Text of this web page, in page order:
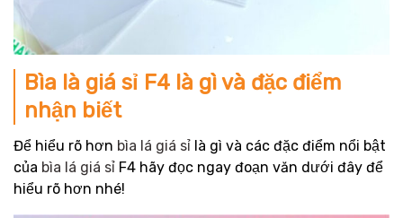
Bìa là giá sỉ F4 là gì và đặc điểm
nhận biết
Để hiểu rõ hơn bìa lá giá sỉ là gì và các đặc điểm nổi bật
của bìa lá giá sỉ F4 hãy đọc ngay đoạn văn dưới đây để
hiểu rõ hơn nhé!